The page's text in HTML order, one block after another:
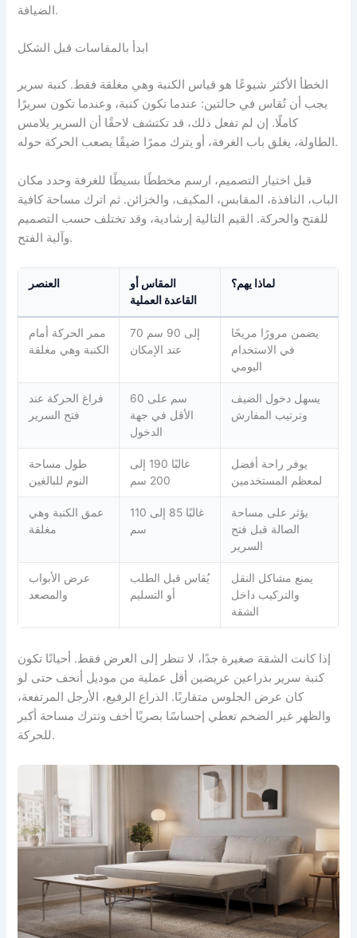
الضيافة.
ابدأ بالمقاسات قبل الشكل
الخطأ الأكثر شيوعًا هو قياس الكنبة وهي مغلقة فقط. كنبة سرير
يجب أن تُقاس في حالتين: عندما تكون كنبة، وعندما تكون سريرًا
كاملًا. إن لم تفعل ذلك، قد تكتشف لاحقًا أن السرير يلامس
الطاولة، يغلق باب الغرفة، أو يترك ممرًا ضيقًا يصعب الحركة حوله.
قبل اختيار التصميم، ارسم مخططًا بسيطًا للغرفة وحدد مكان
الباب، النافذة، المقابس، المكيف، والخزائن. ثم اترك مساحة كافية
للفتح والحركة. القيم التالية إرشادية، وقد تختلف حسب التصميم
وآلية الفتح.
العنصر
المقاس أو
القاعدة العملية
لماذا يهم؟
ممر الحركة أمام
الكنبة وهي مغلقة
70 إلى 90 سم
عند الإمكان
يضمن مرورًا مريحًا
في الاستخدام
اليومي
فراغ الحركة عند
فتح السرير
60 سم على
الأقل في جهة
الدخول
يسهل دخول الضيف
وترتيب المفارش
طول مساحة
النوم للبالغين
غالبًا 190 إلى
200 سم
يوفر راحة أفضل
لمعظم المستخدمين
عمق الكنبة وهي
مغلقة
غالبًا 85 إلى 110
سم
يؤثر على مساحة
الصالة قبل فتح
السرير
عرض الأبواب
والمصعد
يُقاس قبل الطلب
أو التسليم
يمنع مشاكل النقل
والتركيب داخل
الشقة
إذا كانت الشقة صغيرة جدًا، لا تنظر إلى العرض فقط. أحيانًا تكون
كنبة سرير بذراعين عريضين أقل عملية من موديل أنحف حتى لو
كان عرض الجلوس متقاربًا. الذراع الرفيع، الأرجل المرتفعة،
والظهر غير الضخم تعطي إحساسًا بصريًا أخف وتترك مساحة أكبر
للحركة.